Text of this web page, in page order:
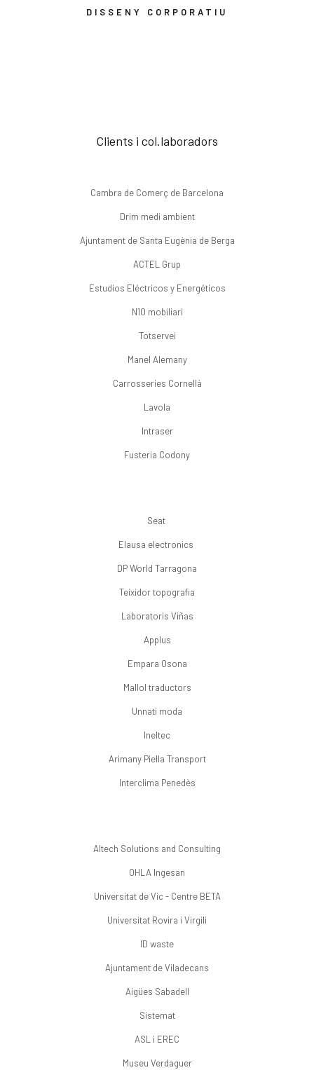
DISSENY CORPORATIU
Clients i col.laboradors
Cambra de Comerç de Barcelona
Drim medi ambient
Ajuntament de Santa Eugènia de Berga
ACTEL Grup
Estudios Eléctricos y Energéticos
N10 mobiliari
Totservei
Manel Alemany
Carrosseries Cornellà
Lavola
Intraser
Fusteria Codony
Seat
Elausa electronics
DP World Tarragona
Teixidor topografia
Laboratoris Viñas
Applus
Empara Osona
Mallol traductors
Unnati moda
Ineltec
Arimany Piella Transport
Interclima Penedès
Altech Solutions and Consulting
OHLA Ingesan
Universitat de Vic - Centre BETA
Universitat Rovira i Virgili
ID waste
Ajuntament de Viladecans
Aigües Sabadell
Sistemat
ASL i EREC
Museu Verdaguer